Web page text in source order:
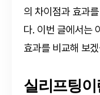
의 차이점과 효과
다. 이번 글에서는
효과를 비교해 보
실리프팅이